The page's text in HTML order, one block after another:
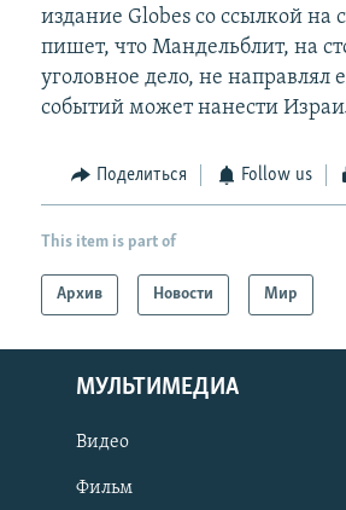
издание Globes со ссылкой
пишет, что Мандельблит, на
уголовное дело, не направлял
событий может нанести
Поделиться Follow us
This item is part of
Архив Новости Мир
МУЛЬТИМЕДИА
Видео
Фильм